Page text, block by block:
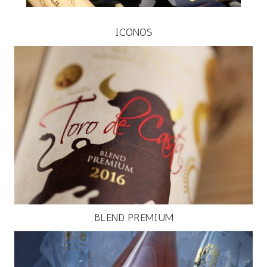
ICONOS
BLEND PREMIUM